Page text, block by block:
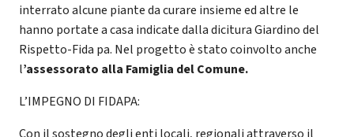
interrato alcune piante da curare insieme ed altre le
hanno portate a casa indicate dalla dicitura Giardino del
Rispetto-Fida pa. Nel progetto è stato coinvolto anche
l’assessorato alla Famiglia del Comune.
L’IMPEGNO DI FIDAPA: